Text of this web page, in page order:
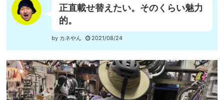
正直載せ替えたい。そのくらい魅力
的。
by カネやん 2021/08/24